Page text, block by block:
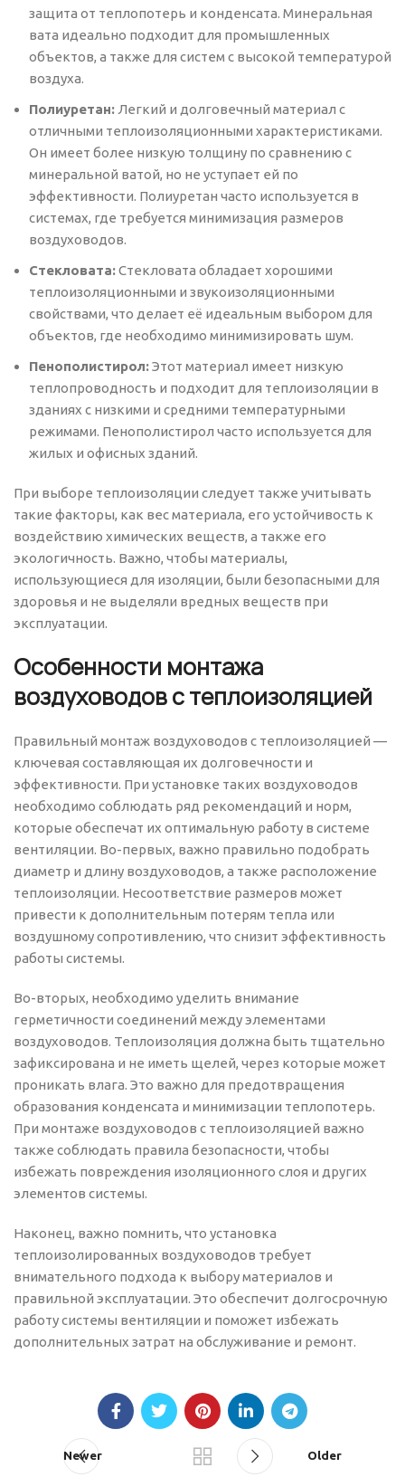
защита от теплопотерь и конденсата. Минеральная
вата идеально подходит для промышленных
объектов, а также для систем с высокой температурой
воздуха.
Полиуретан: Легкий и долговечный материал с
отличными теплоизоляционными характеристиками.
Он имеет более низкую толщину по сравнению с
минеральной ватой, но не уступает ей по
эффективности. Полиуретан часто используется в
системах, где требуется минимизация размеров
воздуховодов.
Стекловата:Стекловата обладает хорошими
теплоизоляционными и звукоизоляционными
свойствами, что делает её идеальным выбором для
объектов, где необходимо минимизировать шум.
Пенополистирол:Этот материал имеет низкую
теплопроводность и подходит для теплоизоляции в
зданиях с низкими и средними температурными
режимами. Пенополистирол часто используется для
жилых и офисных зданий.
При выборе теплоизоляции следует также учитывать
такие факторы, как вес материала, его устойчивость к
воздействию химических веществ, а также его
экологичность. Важно, чтобы материалы,
использующиеся для изоляции, были безопасными для
здоровья и не выделяли вредных веществ при
эксплуатации.
Особенности монтажа
воздуховодов с теплоизоляцией
Правильный монтаж воздуховодов с теплоизоляцией —
ключевая составляющая их долговечности и
эффективности. При установке таких воздуховодов
необходимо соблюдать ряд рекомендаций и норм,
которые обеспечат их оптимальную работу в системе
вентиляции. Во-первых, важно правильно подобрать
диаметр и длину воздуховодов, а также расположение
теплоизоляции. Несоответствие размеров может
привести к дополнительным потерям тепла или
воздушному сопротивлению, что снизит эффективность
работы системы.
Во-вторых, необходимо уделить внимание
герметичности соединений между элементами
воздуховодов. Теплоизоляция должна быть тщательно
зафиксирована и не иметь щелей, через которые может
проникать влага. Это важно для предотвращения
образования конденсата и минимизации теплопотерь.
При монтаже воздуховодов с теплоизоляцией важно
также соблюдать правила безопасности, чтобы
избежать повреждения изоляционного слоя и других
элементов системы.
Наконец, важно помнить, что установка
теплоизолированных воздуховодов требует
внимательного подхода к выбору материалов и
правильной эксплуатации. Это обеспечит долгосрочную
работу системы вентиляции и поможет избежать
дополнительных затрат на обслуживание и ремонт.
Newer Older